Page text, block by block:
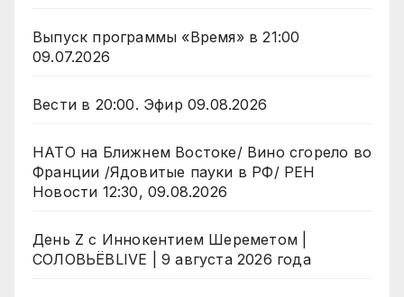
Выпуск программы «Время» в 21:00
09.07.2026
Вести в 20:00. Эфир 09.08.2026
НАТО на Ближнем Востоке/ Вино сгорело во
Франции /Ядовитые пауки в РФ/ РЕН
Новости 12:30, 09.08.2026
День Z с Иннокентием Шереметом |
СОЛОВЬЁВLIVE | 9 августа 2026 года